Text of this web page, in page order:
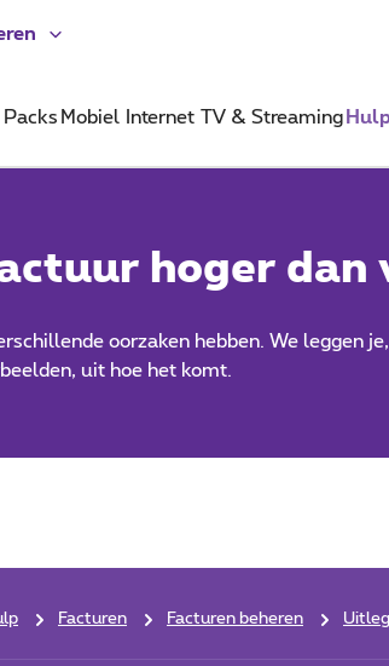
Packs Mobiel Internet TV & Streaming Hulp
hoger dan
oorzaken hebben. We leggen
uit hoe het komt.
Facturen Facturen beheren